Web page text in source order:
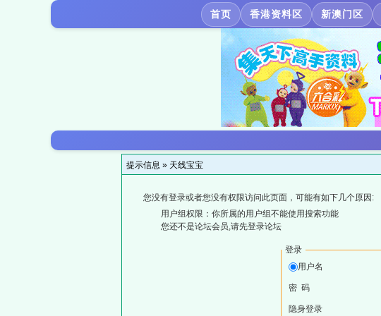
首页 香港资料区 新澳门区
提示信息 » 天线宝宝
您没有登录或者您没有权限访问此页面，可能有如下几个原因:
用户组权限：你所属的用户组不能使用搜索功能
您还不是论坛会员,请先登录论坛
登录
用户名
密 码
隐身登录